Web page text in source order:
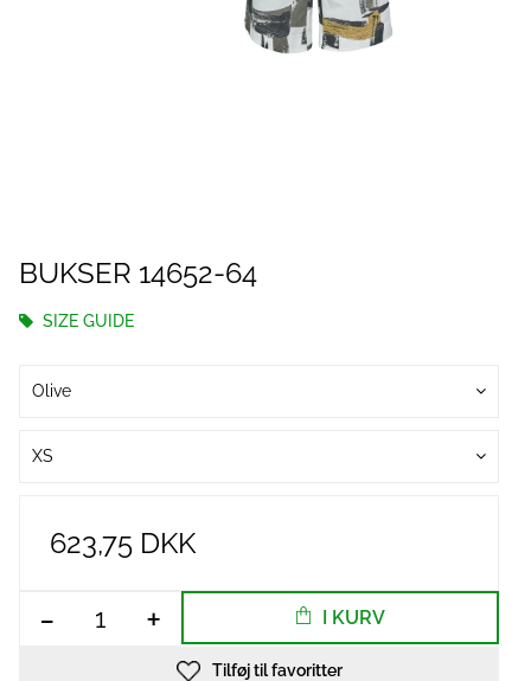
BUKSER 14652-64
SIZE GUIDE
Olive
XS
623,75 DKK
- + I KURV
Tilføj til favoritter